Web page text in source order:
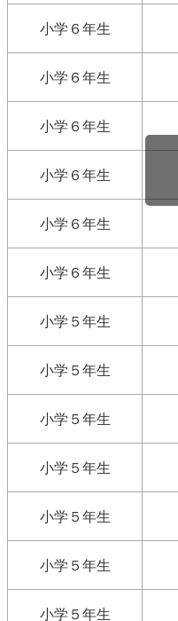
小学６年生
小学６年生
小学６年生
小学６年生
小学６年生
小学６年生
小学５年生
小学５年生
小学５年生
小学５年生
小学５年生
小学５年生
小学５年生